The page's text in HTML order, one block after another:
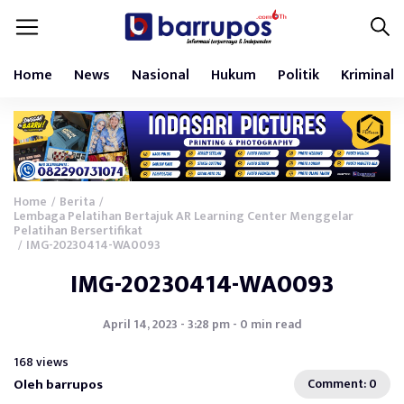
Home News Nasional Hukum Politik Kriminal
Home / Berita /
Lembaga Pelatihan Bertajuk AR Learning Center Menggelar
Pelatihan Bersertifikat
/ IMG-20230414-WA0093
IMG-20230414-WA0093
April 14, 2023 - 3:28 pm - 0 min read
168 views
Oleh barrupos Comment: 0